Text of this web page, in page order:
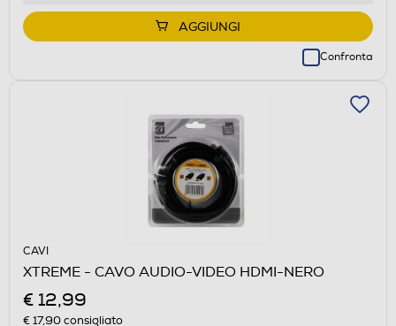
AGGIUNGI
Confronta
CAVI
XTREME - CAVO AUDIO-VIDEO HDMI-NERO
€ 12,99
€ 17,90consigliato